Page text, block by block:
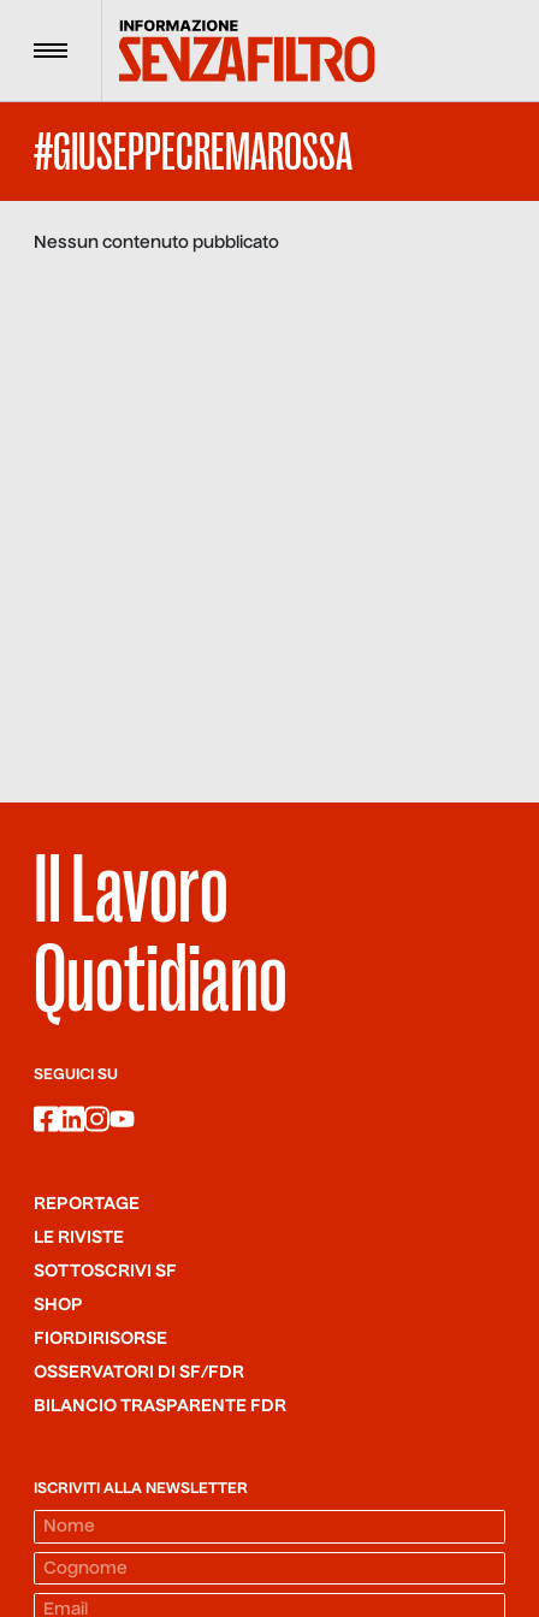
Menu
#GIUSEPPECREMAROSSA
Nessun contenuto pubblicato
Il Lavoro
Quotidiano
SEGUICI SU
facebook
linkedin
instagram
youtube
REPORTAGE
LE RIVISTE
SOTTOSCRIVI SF
SHOP
FIORDIRISORSE
OSSERVATORI DI SF/FDR
BILANCIO TRASPARENTE FDR
ISCRIVITI ALLA NEWSLETTER